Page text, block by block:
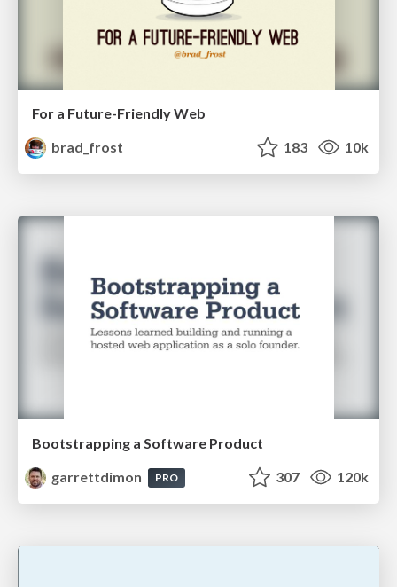
For a Future-Friendly Web
brad_frost
183 10k
Bootstrapping a Software Product
garrettdimon
PRO 307 120k